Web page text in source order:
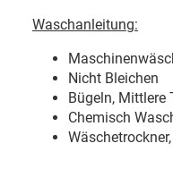
Waschanleitung:
Nicht Bleichen
Bügeln, Mittlere
Chemisch